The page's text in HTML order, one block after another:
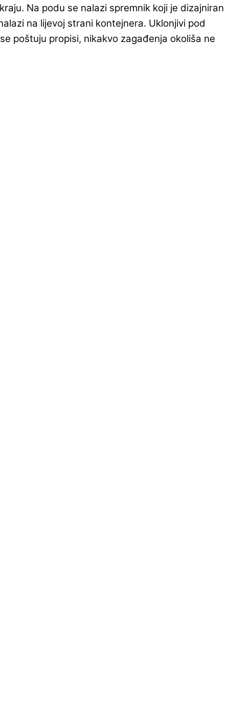
Na podu se nalazi spremnik koji je dizajniran
na lijevoj strani kontejnera. Uklonjivi pod
poštuju propisi, nikakvo zagađenja okoliša ne